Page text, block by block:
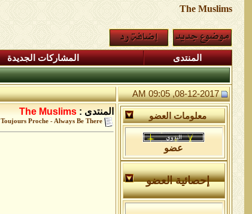
The Muslims
المنتدى المشاركات الجديدة
08-12-2017, 09:05 AM
معلومات العضو
عضو
إحصائية العضو
المنتدى : The Muslims
Toujours Proche - Always Be There